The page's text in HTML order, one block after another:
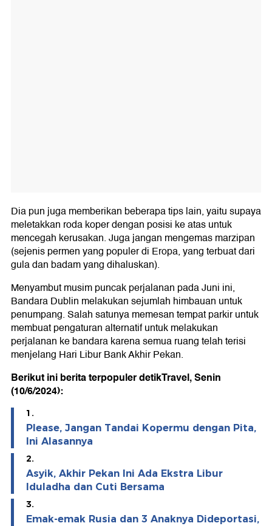
Dia pun juga memberikan beberapa tips lain, yaitu supaya
meletakkan roda koper dengan posisi ke atas untuk
mencegah kerusakan. Juga jangan mengemas marzipan
(sejenis permen yang populer di Eropa, yang terbuat dari
gula dan badam yang dihaluskan).
Menyambut musim puncak perjalanan pada Juni ini,
Bandara Dublin melakukan sejumlah himbauan untuk
penumpang. Salah satunya memesan tempat parkir untuk
membuat pengaturan alternatif untuk melakukan
perjalanan ke bandara karena semua ruang telah terisi
menjelang Hari Libur Bank Akhir Pekan.
Berikut ini berita terpopuler detikTravel, Senin
(10/6/2024):
1.
Please, Jangan Tandai Kopermu dengan Pita,
Ini Alasannya
2.
Asyik, Akhir Pekan Ini Ada Ekstra Libur
Iduladha dan Cuti Bersama
3.
Emak-emak Rusia dan 3 Anaknya Dideportasi,